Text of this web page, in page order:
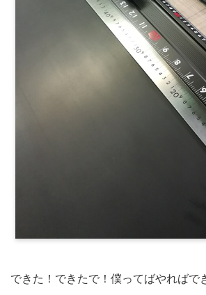
できた！できたで！僕ってばやればで